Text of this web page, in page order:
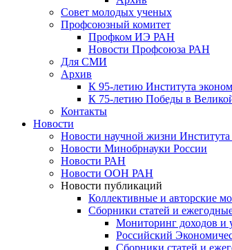
Совет молодых ученых
Профсоюзный комитет
Профком ИЭ РАН
Новости Профсоюза РАН
Для СМИ
Архив
К 95-летию Института
К 75-летию Победы в
Контакты
Новости
Новости научной жизни
Новости Минобрнауки России
Новости РАН
Новости ООН РАН
Новости публикаций
Коллективные и авторские
Сборники статей и
Мониторинг доходов и
Российский
Сборники статей и